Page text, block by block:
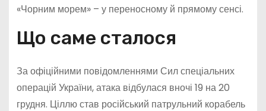
«Чорним морем» – у переносному й прямому сенсі.
Що саме сталося
За офіційними повідомленнями Сил спеціальних
операцій України, атака відбулася вночі 19 на 20
грудня. Ціллю став російський патрульний корабель